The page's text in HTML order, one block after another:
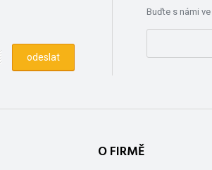
Buďte s námi
O FIRMĚ